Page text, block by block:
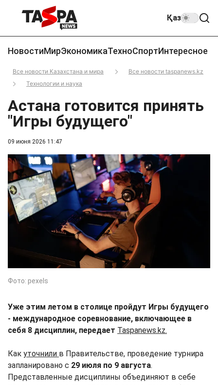
Қаз
НовостиМирЭкономикаТехноСпортИнтересное
Все новости Казахстана и мира
Все новости taspanews.kz
Технологии и наука
09 июня 2026 11:47
Астана готовится принять
"Игры будущего"
Фото: pexels
Уже этим летом в столице пройдут Игры будущего
- международное соревнование, включающее в
себя 8 дисциплин, передает Taspanews.kz.
Как уточнили в Правительстве, проведение турнира
запланировано с 29 июля по 9 августа.
Представленные дисциплины объединяют в себе